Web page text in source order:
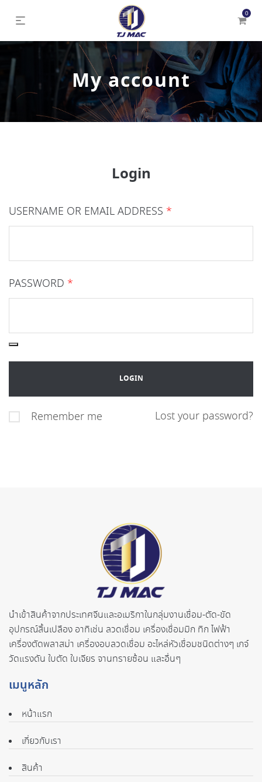
0
My account
Login
USERNAME OR EMAIL ADDRESS *
PASSWORD *
Remember me Lost your password?
นำเข้าสินค้าจากประเทศจีนและอเมริกาในกลุ่มงานเชื่อม-ตัด-ขัด
อุปกรณ์สิ้นเปลือง อาทิเช่น ลวดเชื่อม เครื่องเชื่อมมิก ทิก ไฟฟ้า
เครื่องตัดพลาสม่า เครื่องอบลวดเชื่อม อะไหล่หัวเชื่อมชนิดต่างๆ เกจ์
วัดแรงดัน ใบตัด ใบเจียร จานทรายซ้อน และอื่นๆ
เมนูหลัก
หน้าแรก
เกี่ยวกับเรา
สินค้า